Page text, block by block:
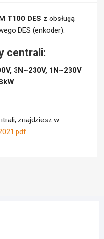
T100 DES z obsługą
DES (enkoder).
centrali:
3N~230V, 1N~230V
3kW
znajdziesz w